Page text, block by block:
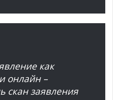
как
онлайн –
скан заявления